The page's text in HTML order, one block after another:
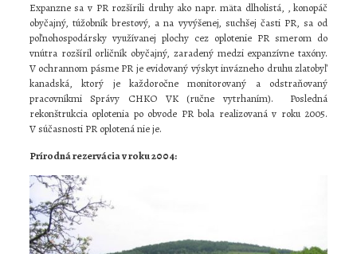
Expanzne sa v PR rozšírili druhy ako napr. mäta dlholistá, ,konopáč
obyčajný, túžobník brestový, a na vyvýšenej, suchšej časti PR, sa od
poľnohospodársky využívanej plochy cez oplotenie PR smerom do
vnútra rozšíril orličník obyčajný, zaradený medzi expanzívne taxóny.
V ochrannom pásme PR je evidovaný výskyt invázneho druhu zlatobyľ
kanadská, ktorý je každoročne monitorovaný a odstraňovaný
pracovníkmi Správy CHKO VK (ručne vytrhaním). Posledná
rekonštrukcia oplotenia po obvode PR bola realizovaná v roku 2005.
V súčasnosti PR oplotená nie je.
Prírodná rezervácia v roku 2004: